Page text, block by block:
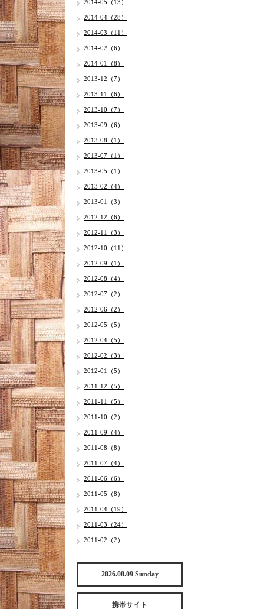
2014-05（13）
2014-04（28）
2014-03（11）
2014-02（6）
2014-01（8）
2013-12（7）
2013-11（6）
2013-10（7）
2013-09（6）
2013-08（1）
2013-07（1）
2013-05（1）
2013-02（4）
2013-01（3）
2012-12（6）
2012-11（3）
2012-10（11）
2012-09（1）
2012-08（4）
2012-07（2）
2012-06（2）
2012-05（5）
2012-04（5）
2012-02（3）
2012-01（5）
2011-12（5）
2011-11（5）
2011-10（2）
2011-09（4）
2011-08（8）
2011-07（4）
2011-06（6）
2011-05（8）
2011-04（19）
2011-03（24）
2011-02（2）
2026.08.09 Sunday
携帯サイト